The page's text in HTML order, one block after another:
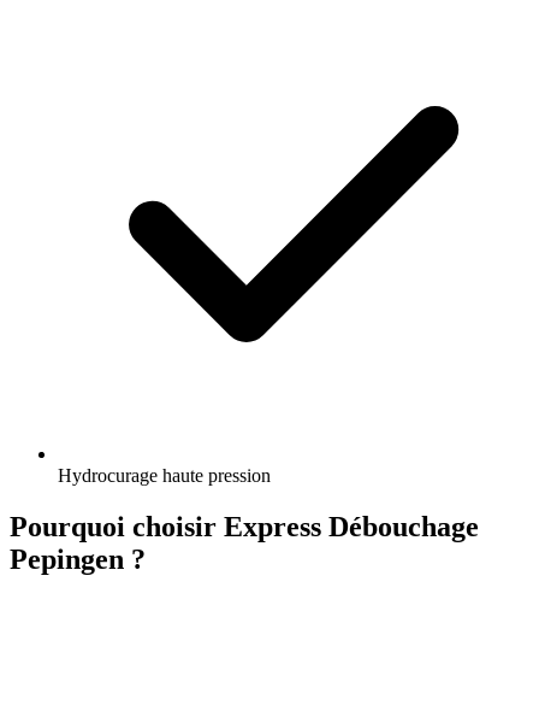
Hydrocurage haute pression
Pourquoi choisir Express Débouchage
Pepingen ?